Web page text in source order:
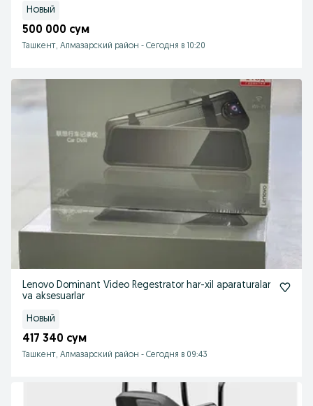
Новый
500 000 сум
Ташкент, Алмазарский район - Сегодня в 10:20
Lenovo Dominant Video Regestrator har-xil aparaturalar
va aksesuarlar
Новый
417 340 сум
Ташкент, Алмазарский район - Сегодня в 09:43